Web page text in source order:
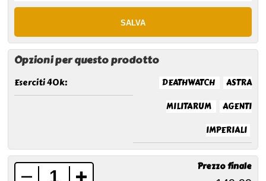
Opzioni per questo prodotto
Eserciti 40k: DEATHWATCH
ASTRA
MILITARUM
AGENTI
IMPERIALI
Prezzo finale